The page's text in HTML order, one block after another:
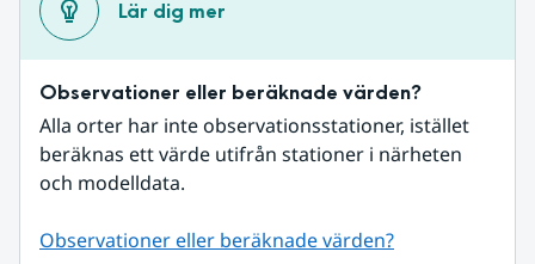
Lär dig mer
Observationer eller beräknade värden?
Alla orter har inte observationsstationer, istället
beräknas ett värde utifrån stationer i närheten
och modelldata.
Observationer eller beräknade värden?